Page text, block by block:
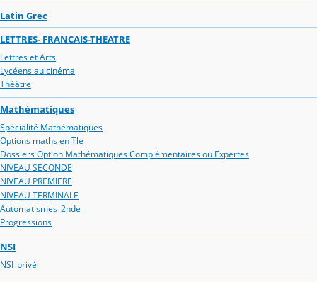
Latin Grec
LETTRES- FRANCAIS-THEATRE
Lettres et Arts
Lycéens au cinéma
Théâtre
Mathématiques
Spécialité Mathématiques
Options maths en Tle
Dossiers Option Mathématiques Complémentaires ou Expertes
NIVEAU SECONDE
NIVEAU PREMIERE
NIVEAU TERMINALE
Automatismes_2nde
Progressions
NSI
NSI_privé